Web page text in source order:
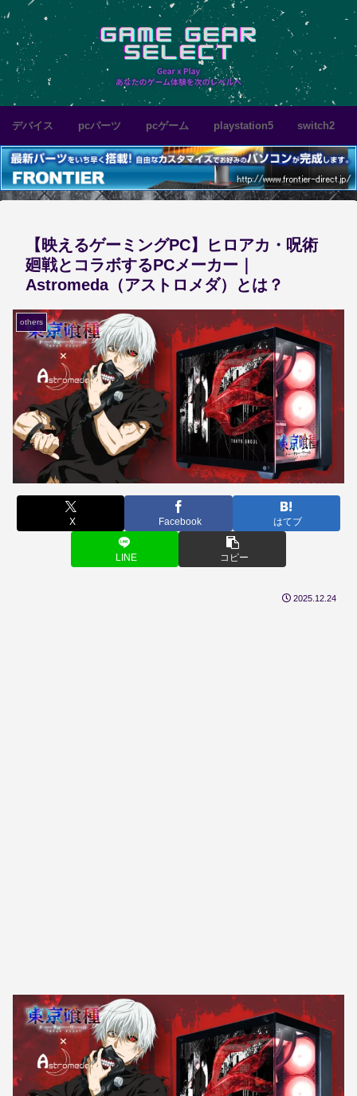
デバイス pcパーツ pcゲーム playstation5 switch2
【映えるゲーミングPC】ヒロアカ・呪術
廻戦とコラボするPCメーカー｜
Astromeda（アストロメダ）とは？
others
X Facebook はてブ
LINE コピー
2025.12.24